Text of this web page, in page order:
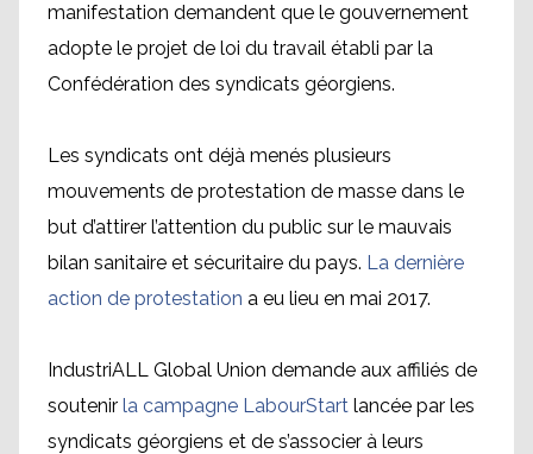
manifestation demandent que le gouvernement
adopte le projet de loi du travail établi par la
Confédération des syndicats géorgiens.
Les syndicats ont déjà menés plusieurs
mouvements de protestation de masse dans le
but d’attirer l’attention du public sur le mauvais
bilan sanitaire et sécuritaire du pays. La dernière
action de protestation a eu lieu en mai 2017.
IndustriALL Global Union demande aux affiliés de
soutenir la campagne LabourStart lancée par les
syndicats géorgiens et de s’associer à leurs